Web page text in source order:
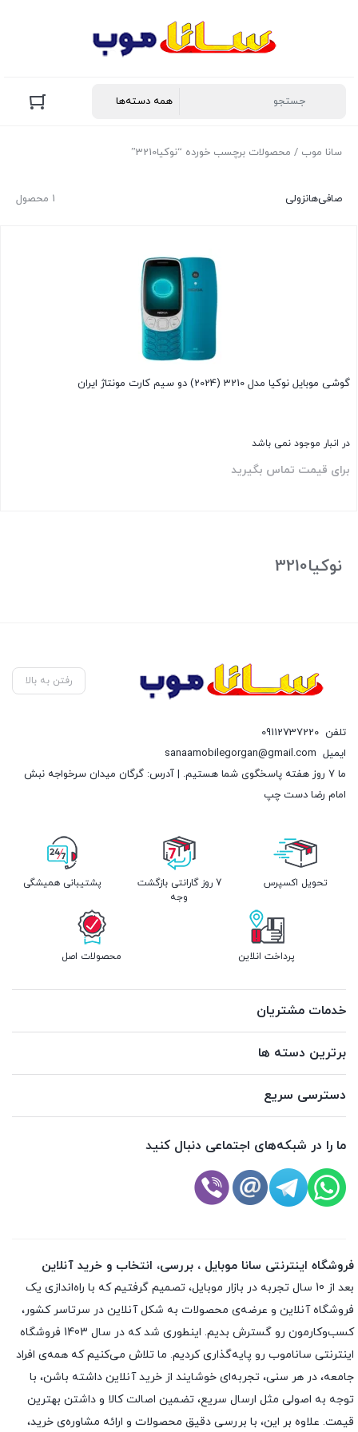
سانا موب / محصولات برچسب خورده “نوکیا3210”
1 محصول صافی‌هانزولی
گوشی موبايل نوکیا مدل 3210 (2024) دو سیم کارت مونتاژ ایران
در انبار موجود نمی باشد
برای قیمت تماس بگیرید
نوکیا3210
رفتن به بالا
تلفن 09112737220
ایمیل sanaamobilegorgan@gmail.com
ما 7 روز هفته پاسخگوی شما هستیم. | آدرس: گرگان میدان سرخواجه نبش
امام رضا دست چپ
تحویل اکسپرس
7 روز گارانتی بازگشت
وجه
پشتیبانی همیشگی
پرداخت انلاین محصولات اصل
خدمات مشتریان
برترین دسته ها
دسترسی سریع
ما را در شبکه‌های اجتماعی دنبال کنید
فروشگاه اینترنتی سانا موبایل ، بررسی، انتخاب و خرید آنلاین
بعد از 10 سال تجربه در بازار موبایل، تصمیم گرفتیم که با راه‌اندازی یک
فروشگاه آنلاین و عرضه‌ی محصولات به شکل آنلاین در سرتاسر کشور،
کسب‌وکارمون رو گسترش بدیم. اینطوری شد که در سال 1403 فروشگاه
اینترنتی ساناموب رو پایه‌گذاری کردیم. ما تلاش می‌کنیم که همه‌ی افراد
جامعه، در هر سنی، تجربه‌ای خوشایند از خرید آنلاین داشته باشن، با
توجه به اصولی مثل ارسال سریع، تضمین اصالت کالا و داشتن بهترین
قیمت. علاوه بر این، با بررسی دقیق محصولات و ارائه مشاوره‌ی خرید،